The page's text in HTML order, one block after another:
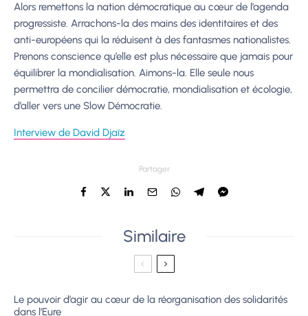
Alors remettons la nation démocratique au cœur de l’agenda
progressiste. Arrachons-la des mains des identitaires et des
anti-européens qui la réduisent à des fantasmes nationalistes.
Prenons conscience qu’elle est plus nécessaire que jamais pour
équilibrer la mondialisation. Aimons-la. Elle seule nous
permettra de concilier démocratie, mondialisation et écologie,
d’aller vers une Slow Démocratie.
Interview de David Djaïz
Partager
Similaire
Le pouvoir d’agir au cœur de la réorganisation des solidarités
dans l’Eure